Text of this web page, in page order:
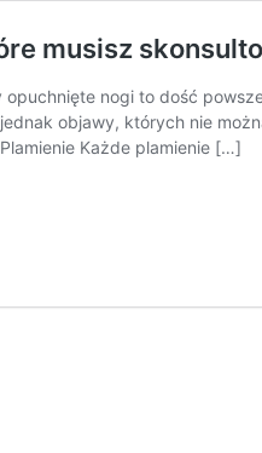
musisz
nogi to dość
objawy, których nie
Każde plamienie […]